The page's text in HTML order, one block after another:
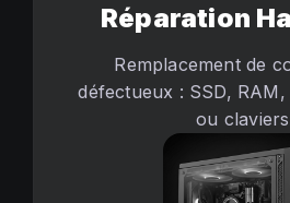
Réparation
Remplacement de
défectueux : SSD,
ou